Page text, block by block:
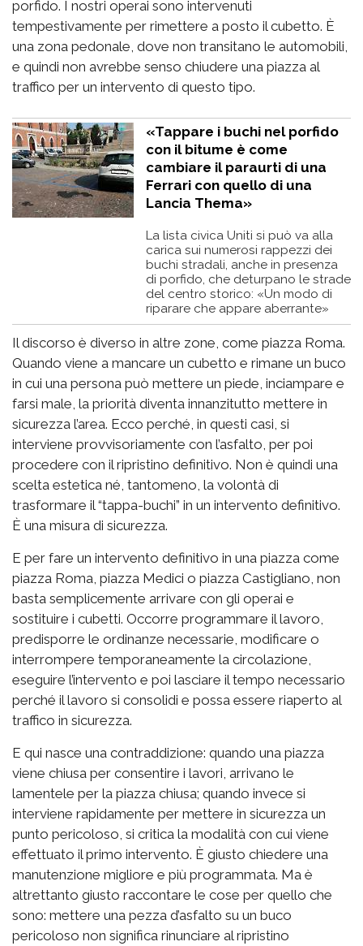
porfido. I nostri operai sono intervenuti
tempestivamente per rimettere a posto il cubetto. È
una zona pedonale, dove non transitano le automobili,
e quindi non avrebbe senso chiudere una piazza al
traffico per un intervento di questo tipo.
«Tappare i buchi nel porfido
con il bitume è come
cambiare il paraurti di una
Ferrari con quello di una
Lancia Thema»
La lista civica Uniti si può va alla
carica sui numerosi rappezzi dei
buchi stradali, anche in presenza
di porfido, che deturpano le strade
del centro storico: «Un modo di
riparare che appare aberrante»
Il discorso è diverso in altre zone, come piazza Roma.
Quando viene a mancare un cubetto e rimane un buco
in cui una persona può mettere un piede, inciampare e
farsi male, la priorità diventa innanzitutto mettere in
sicurezza l’area. Ecco perché, in questi casi, si
interviene provvisoriamente con l’asfalto, per poi
procedere con il ripristino definitivo. Non è quindi una
scelta estetica né, tantomeno, la volontà di
trasformare il “tappa-buchi” in un intervento definitivo.
È una misura di sicurezza.
E per fare un intervento definitivo in una piazza come
piazza Roma, piazza Medici o piazza Castigliano, non
basta semplicemente arrivare con gli operai e
sostituire i cubetti. Occorre programmare il lavoro,
predisporre le ordinanze necessarie, modificare o
interrompere temporaneamente la circolazione,
eseguire l’intervento e poi lasciare il tempo necessario
perché il lavoro si consolidi e possa essere riaperto al
traffico in sicurezza.
E qui nasce una contraddizione: quando una piazza
viene chiusa per consentire i lavori, arrivano le
lamentele per la piazza chiusa; quando invece si
interviene rapidamente per mettere in sicurezza un
punto pericoloso, si critica la modalità con cui viene
effettuato il primo intervento. È giusto chiedere una
manutenzione migliore e più programmata. Ma è
altrettanto giusto raccontare le cose per quello che
sono: mettere una pezza d’asfalto su un buco
pericoloso non significa rinunciare al ripristino